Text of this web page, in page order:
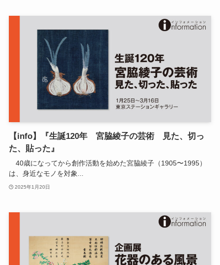
【info】『生誕120年 宮脇綾子の芸術 見た、切っ
た、貼った』
40歳になってから創作活動を始めた宮脇綾子（1905〜1995）
は、身近なモノを対象...
2025年1月20日